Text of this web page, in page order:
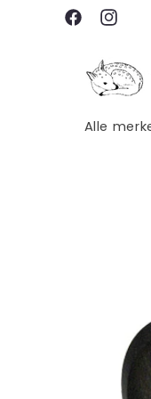
Meteen
naar deFacebook
Gratis
Alle